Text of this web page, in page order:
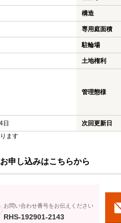
構造
専用庭面積
駐輪場
土地権利
管理態様
日 次回更新日
ます
申し込みはこちらから
お問い合わせ番号をお伝えください
RHS-192901-2143